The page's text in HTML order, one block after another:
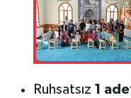
Ruhsatsız 1